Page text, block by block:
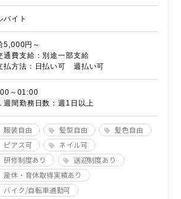
バイト
5,000円～
費支給：別途一部支給
方法：日払い可 週払い可
～01:00
間勤務日数：週1日以上
服装自由 髪型自由
髪色自由
ピアス可
ネイル可
研修制度あり
送迎制度あり
産休・育休取得実績あり
バイク/自転車通勤可